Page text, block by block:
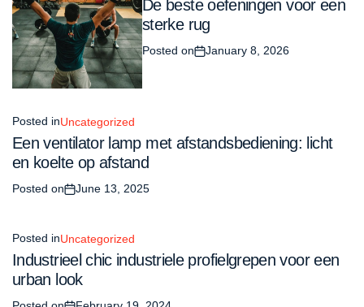
De beste oefeningen voor een
sterke rug
Posted on January 8, 2026
Posted inUncategorized
Een ventilator lamp met afstandsbediening: licht
en koelte op afstand
Posted on June 13, 2025
Posted inUncategorized
Industrieel chic industriele profielgrepen voor een
urban look